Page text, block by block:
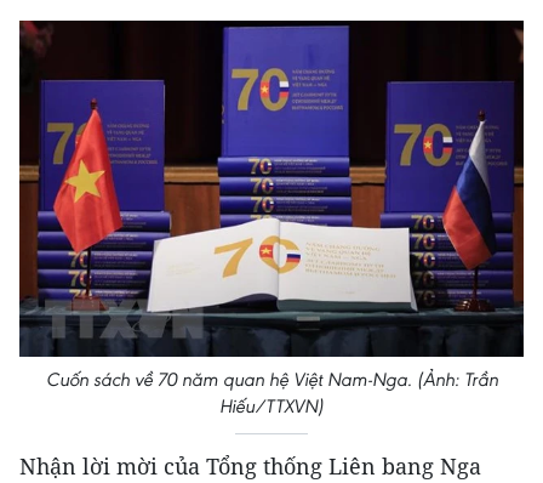
Cuốn sách về 70 năm quan hệ Việt Nam-Nga. (Ảnh: Trần
Hiếu/TTXVN)
Nhận lời mời của Tổng thống Liên bang Nga